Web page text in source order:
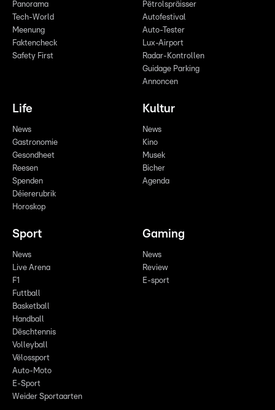
Panorama
Tech-World
Meenung
Faktencheck
Safety First
Pëtrolspräisser
Autofestival
Auto-Tester
Lux-Airport
Radar-Kontrollen
Guidage Parking
Annoncen
Life
News
Gastronomie
Gesondheet
Reesen
Spenden
Déiererubrik
Horoskop
Kultur
News
Kino
Musek
Bicher
Agenda
Sport
News
Live Arena
F1
Futtball
Basketball
Handball
Dëschtennis
Volleyball
Vëlossport
Auto-Moto
E-Sport
Weider Sportaarten
Gaming
News
Review
E-sport